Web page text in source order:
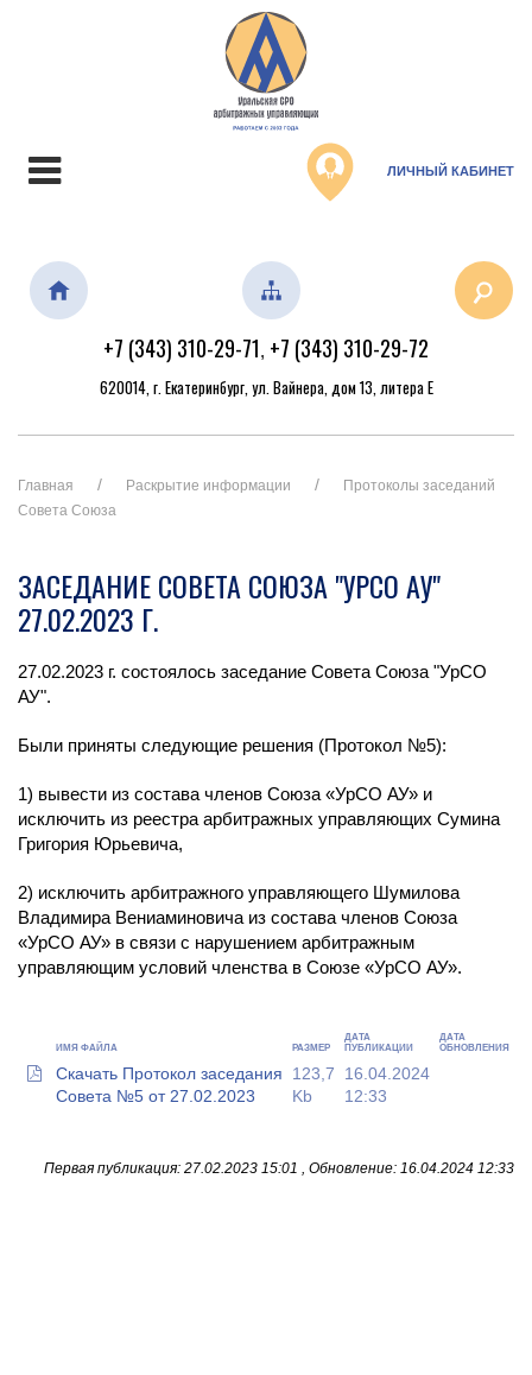
ЛИЧНЫЙ КАБИНЕТ
+7 (343) 310-29-71, +7 (343) 310-29-72
620014, г. Екатеринбург, ул. Вайнера, дом 13, литера Е
Главная Раскрытие информации
Протоколы заседаний
Совета Союза
ЗАСЕДАНИЕ СОВЕТА СОЮЗА "УРСО АУ"
27.02.2023 Г.
27.02.2023 г. состоялось заседание Совета Союза "УрСО
АУ".
Были приняты следующие решения (Протокол №5):
1) вывести из состава членов Союза «УрСО АУ» и
исключить из реестра арбитражных управляющих Сумина
Григория Юрьевича,
2) исключить арбитражного управляющего Шумилова
Владимира Вениаминовича из состава членов Союза
«УрСО АУ» в связи с нарушением арбитражным
управляющим условий членства в Союзе «УрСО АУ».
ИМЯ ФАЙЛА РАЗМЕР
ДАТА
ПУБЛИКАЦИИ
ДАТА
ОБНОВЛЕНИЯ
Скачать Протокол заседания
Совета №5 от 27.02.2023
123,7
Kb
16.04.2024
12:33
Первая публикация: 27.02.2023 15:01 , Обновление: 16.04.2024 12:33